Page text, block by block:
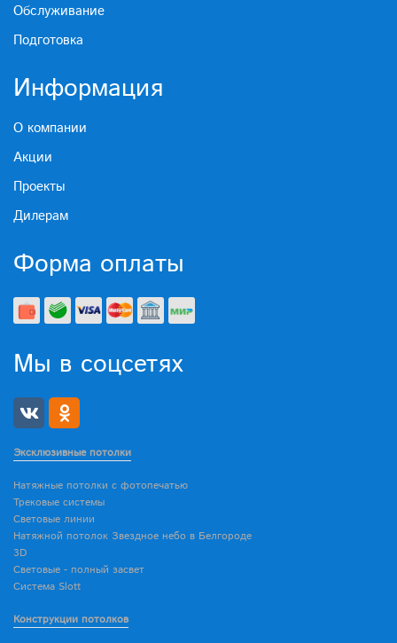
Обслуживание
Подготовка
Информация
О компании
Акции
Проекты
Дилерам
Форма оплаты
Мы в соцсетях
Эксклюзивные потолки
Натяжные потолки с фотопечатью
Трековые системы
Световые линии
Натяжной потолок Звездное небо в Белгороде
3D
Световые - полный засвет
Система Slott
Конструкции потолков